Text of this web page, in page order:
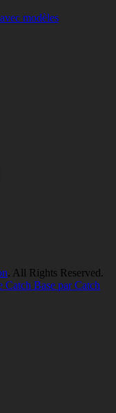
modèles
. All Rights Reserved.
Catch Base par Catch